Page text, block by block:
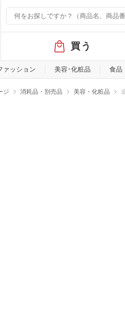
バ
ル
メ
買う
ァッション 美容･化粧品 食品
ジ 消耗品・別売品 美容・化粧品